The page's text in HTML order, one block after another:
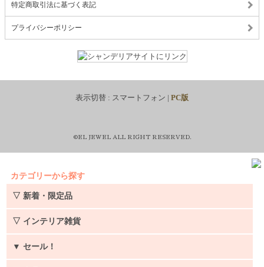
特定商取引法に基づく表記
プライバシーポリシー
表示切替 : スマートフォン | PC版
©EL JEWEL ALL RIGHT RESERVED.
カテゴリーから探す
▽ 新着・限定品
▽ インテリア雑貨
▼ セール！